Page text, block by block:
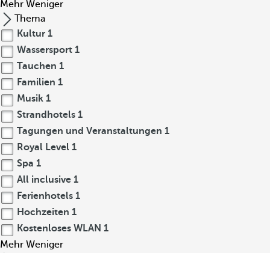
Mehr Weniger
Thema
Kultur 1
Wassersport 1
Tauchen 1
Familien 1
Musik 1
Strandhotels 1
Tagungen und Veranstaltungen 1
Royal Level 1
Spa 1
All inclusive 1
Ferienhotels 1
Hochzeiten 1
Kostenloses WLAN 1
Mehr Weniger